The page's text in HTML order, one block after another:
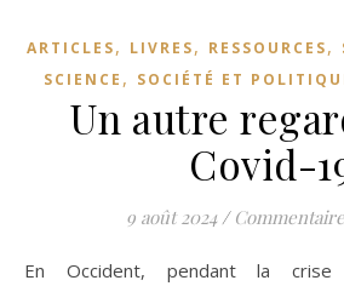
ARTICLES, LIVRES, RESSOURCES,
SCIENCE , SOCIÉTÉ ET
Un autre
Covid-
9 août 2024 /
En Occident, pendant la crise Covid, d’éminents